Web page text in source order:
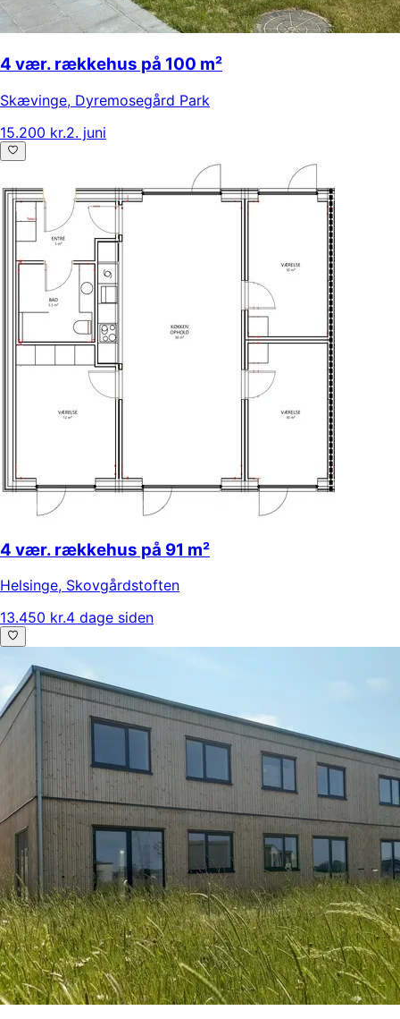
4 vær. rækkehus på 100 m²
Skævinge, Dyremosegård Park
15.200 kr.2. juni
4 vær. rækkehus på 91 m²
Helsinge, Skovgårdstoften
13.450 kr.4 dage siden